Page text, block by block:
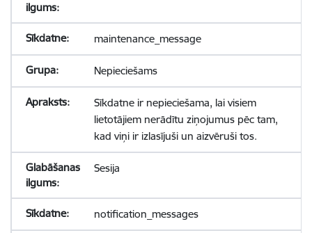
maintenance_message
Nepieciešams
Sīkdatne ir nepieciešama, lai visiem
lietotājiem nerādītu ziņojumus pēc tam,
kad viņi ir izlasījuši un aizvēruši tos.
Sesija
notification_messages